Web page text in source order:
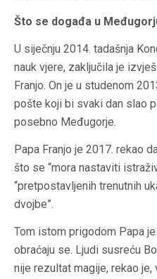
Što se događa u
U siječnju 2014. tadašnja
nauk vjere, zaključila je
Franjo. On je u studenom
pošte koji bi svaki dan slao
posebno Međugorje.
Papa Franjo je 2017. rekao
što se “mora nastaviti
“pretpostavljenih trenutnih
dvojbe”.
Tom istom prigodom Papa
obraćaju se. Ljudi susreću
nije rezultat magije, rekao je,